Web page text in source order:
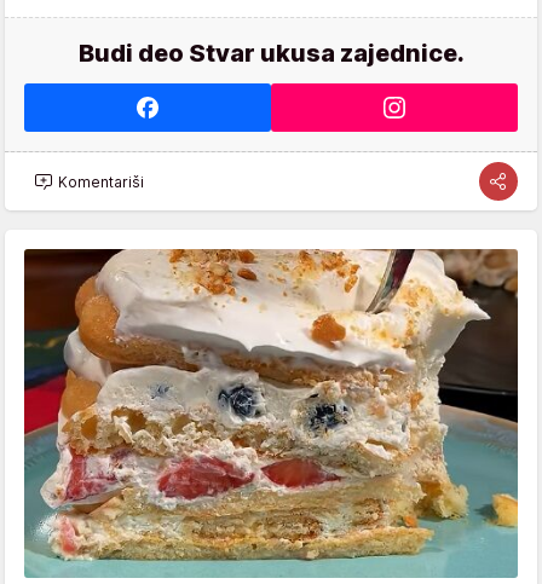
Budi deo Stvar ukusa zajednice.
Komentariši